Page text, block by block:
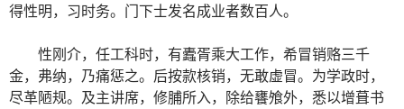
得性明，习时务。门下士发名成业者数百人。
性刚介，任工科时，有蠹胥乘大工作，希冒销赂三千
金，弗纳，乃痛惩之。后按款核销，无敢虚冒。为学政时，
尽革陋规。及主讲席，修脯所入，除给饔飧外，悉以增葺书